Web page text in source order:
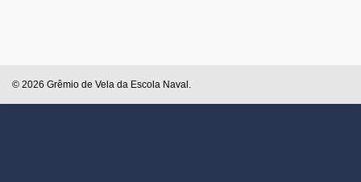
© 2026 Grêmio de Vela da Escola Naval.